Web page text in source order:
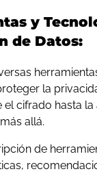
y
de Datos:
la
el cifrado hasta
allá.
de